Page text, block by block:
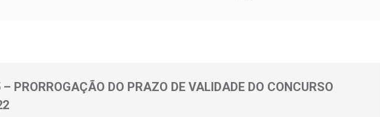
PRORROGAÇÃO DO PRAZO DE VALIDADE DO CONCURSO